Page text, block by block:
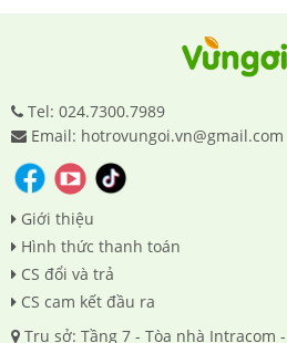
Tel: 024.7300.7989
Email: hotrovungoi.vn@gmail.com
Giới thiệu
Hình thức thanh toán
CS đổi và trả
CS cam kết đầu ra
Trụ sở: Tầng 7 - Tòa nhà Intracom